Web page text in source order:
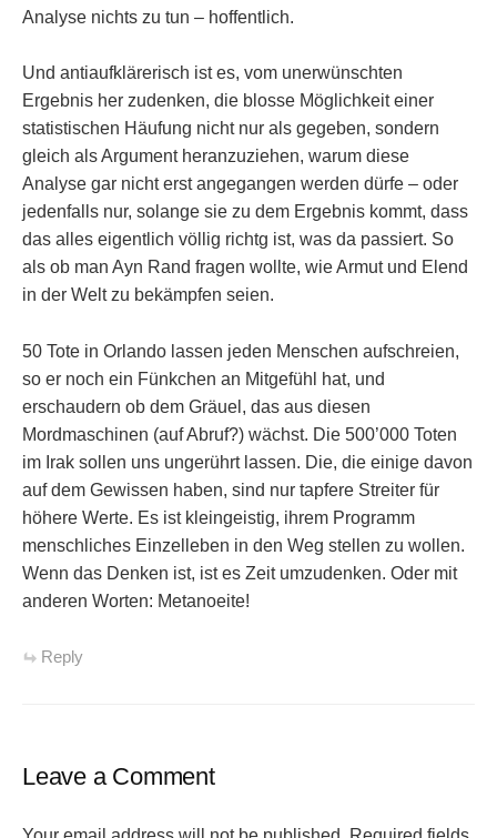
Analyse nichts zu tun – hoffentlich.
Und antiaufklärerisch ist es, vom unerwünschten
Ergebnis her zudenken, die blosse Möglichkeit einer
statistischen Häufung nicht nur als gegeben, sondern
gleich als Argument heranzuziehen, warum diese
Analyse gar nicht erst angegangen werden dürfe – oder
jedenfalls nur, solange sie zu dem Ergebnis kommt, dass
das alles eigentlich völlig richtg ist, was da passiert. So
als ob man Ayn Rand fragen wollte, wie Armut und Elend
in der Welt zu bekämpfen seien.
50 Tote in Orlando lassen jeden Menschen aufschreien,
so er noch ein Fünkchen an Mitgefühl hat, und
erschaudern ob dem Gräuel, das aus diesen
Mordmaschinen (auf Abruf?) wächst. Die 500’000 Toten
im Irak sollen uns ungerührt lassen. Die, die einige davon
auf dem Gewissen haben, sind nur tapfere Streiter für
höhere Werte. Es ist kleingeistig, ihrem Programm
menschliches Einzelleben in den Weg stellen zu wollen.
Wenn das Denken ist, ist es Zeit umzudenken. Oder mit
anderen Worten: Metanoeite!
Reply
Leave a Comment